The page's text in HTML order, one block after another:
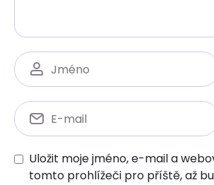
Uložit moje jméno, e-mail a
tomto prohlížeči pro příště, až